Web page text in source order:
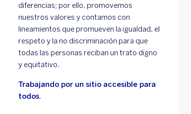
diferencias; por ello, promovemos
nuestros valores y contamos con
lineamientos que promueven la igualdad, el
respeto y la no discriminación para que
todas las personas reciban un trato digno
y equitativo.
Trabajando por un sitio accesible para
todos.